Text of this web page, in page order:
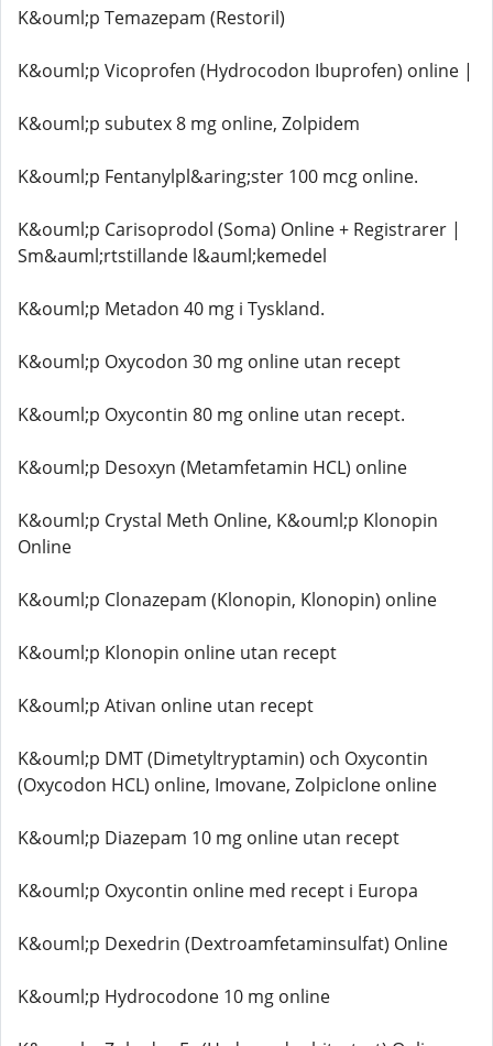
K&ouml;p Temazepam (Restoril)
K&ouml;p Vicoprofen (Hydrocodon Ibuprofen) online |
K&ouml;p subutex 8 mg online, Zolpidem
K&ouml;p Fentanylpl&aring;ster 100 mcg online.
K&ouml;p Carisoprodol (Soma) Online + Registrarer |
Sm&auml;rtstillande l&auml;kemedel
K&ouml;p Metadon 40 mg i Tyskland.
K&ouml;p Oxycodon 30 mg online utan recept
K&ouml;p Oxycontin 80 mg online utan recept.
K&ouml;p Desoxyn (Metamfetamin HCL) online
K&ouml;p Crystal Meth Online, K&ouml;p Klonopin
Online
K&ouml;p Clonazepam (Klonopin, Klonopin) online
K&ouml;p Klonopin online utan recept
K&ouml;p Ativan online utan recept
K&ouml;p DMT (Dimetyltryptamin) och Oxycontin
(Oxycodon HCL) online, Imovane, Zolpiclone online
K&ouml;p Diazepam 10 mg online utan recept
K&ouml;p Oxycontin online med recept i Europa
K&ouml;p Dexedrin (Dextroamfetaminsulfat) Online
K&ouml;p Hydrocodone 10 mg online